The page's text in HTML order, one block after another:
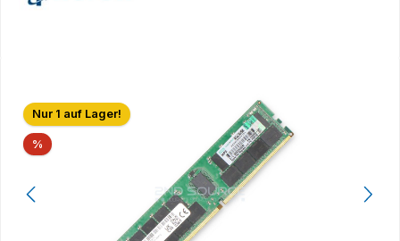
Bildergalerie überspringen
Nur 1 auf Lager!
% Rabatt